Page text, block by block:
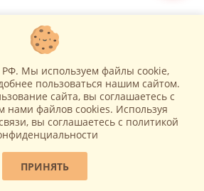
РФ. Мы используем файлы cookie,
пользоваться нашим сайтом.
сайта, вы соглашаетесь c
нами файлов cookies. Используя
вы соглашаетесь с политикой
ПРИНЯТЬ